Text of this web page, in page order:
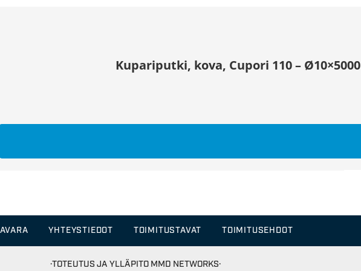
Kupariputki, kova, Cupori 110 – Ø10×5000
YHTEYSTIEDOT TOIMITUSTAVAT TOIMITUSEHDOT
·TOTEUTUS JA YLLÄPITO MMD NETWORKS·